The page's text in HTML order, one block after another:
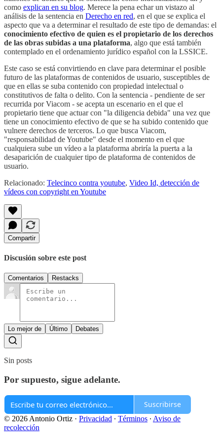
como explican en su blog. Merece la pena echar un vistazo al
análisis de la sentencia en Derecho en red, en el que se explica el
aspecto que va a determinar el resultado de este tipo de demandas: el
conocimiento efectivo de quien es el propietario de los derechos
de las obras subidas a una plataforma, algo que está también
contemplado en el ordenamiento jurídico español con la LSSICE.
Este caso se está convirtiendo en clave para determinar el posible
futuro de las plataformas de contenidos de usuario, susceptibles de
que en ellas se suba contenido con propiedad intelectual o
constitutivos de falta o delito. Con la sentencia - pendiente de ser
recurrida por Viacom - se acepta un escenario en el que el
propietario tiene que actuar con "la diligencia debida" una vez que
tiene un conocimiento efectivo de que se ha subido contenido que
vulnere derechos de terceros. Lo que busca Viacom,
"responsabilidad de Youtube" desde el momento en el que
cualquiera sube un vídeo a la plataforma abriría la puerta a la
desaparición de cualquier tipo de plataforma de contenidos de
usuario.
Relacionado: Telecinco contra youtube, Video Id, detección de
vídeos con copyright en Youtube
Compartir
Discusión sobre este post
Comentarios Restacks
Lo mejor de Último Debates
Sin posts
Por supuesto, sigue adelante.
Suscribirse
© 2026 Antonio Ortiz · Privacidad ∙ Términos ∙ Aviso de
recolección